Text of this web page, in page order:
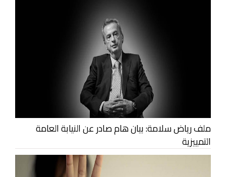
ملف رياض سلامة: بيان هام صادر عن النيابة العامة
التمييزية